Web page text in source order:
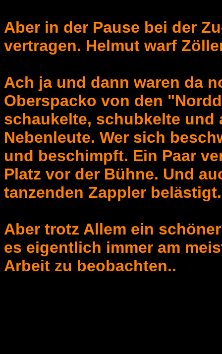
Aber in der Pause bei der
vertragen. Helmut warf
Ach ja und dann waren da
Oberspacko von den
schaukelte, schubkelte
Nebenleute. Wer sich
und beschimpft. Ein Paar
Platz vor der Bühne. Und
tanzenden Zappler belästigt.
Aber trotz Allem ein
es eigentlich immer am
Arbeit zu beobachten..